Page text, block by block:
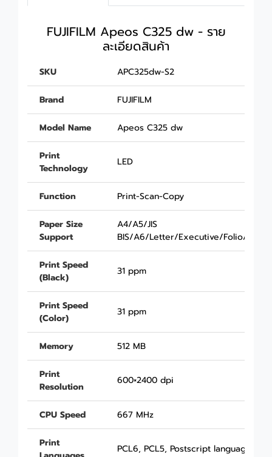
FUJIFILM Apeos C325 dw - ราย
ละเอียดสินค้า
SKU APC325dw-S2
Brand FUJIFILM
Model Name Apeos C325 dw
Print
Technology
LED
Function Print-Scan-Copy
Paper Size
Support
A4/A5/JIS
BIS/A6/Letter/Executive/Folio/
Print Speed
(Black)
31 ppm
Print Speed
(Color)
31 ppm
Memory 512 MB
Print
Resolution
600×2400 dpi
CPU Speed 667 MHz
Print
PCL6, PCL5, Postscript language